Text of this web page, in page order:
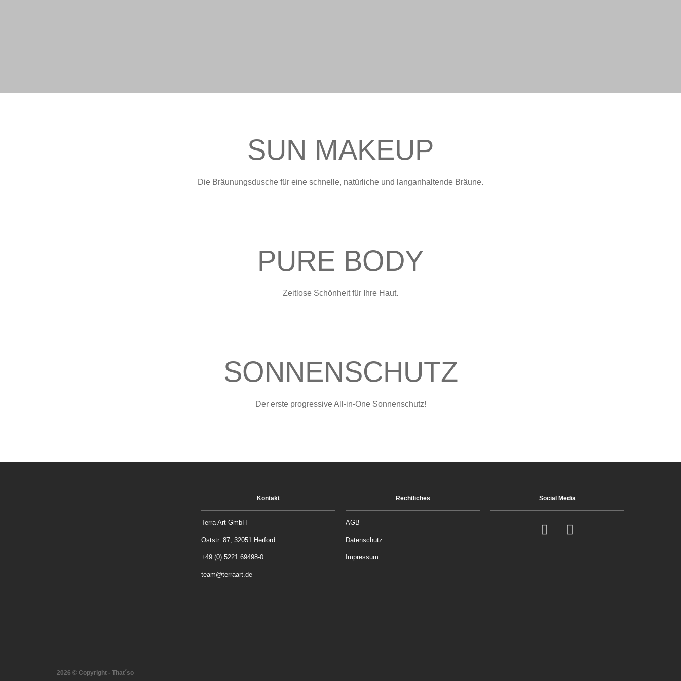
SUN MAKEUP
Die Bräunungsdusche für eine schnelle, natürliche und langanhaltende Bräune.
PURE BODY
Zeitlose Schönheit für Ihre Haut.
SONNENSCHUTZ
Der erste progressive All-in-One Sonnenschutz!
Kontakt
Terra Art GmbH
Oststr. 87, 32051 Herford
+49 (0) 5221 69498-0
team@terraart.de
Rechtliches
AGB
Datenschutz
Impressum
Social Media
2026 © Copyright - That´so